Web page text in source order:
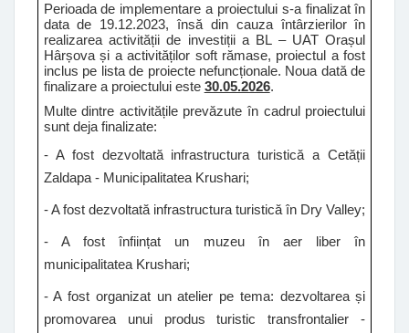
Perioada de implementare a proiectului s-a finalizat în
data de 19.12.2023, însă din cauza întârzierilor în
realizarea activității de investiții a BL – UAT Orașul
Hârșova și a activităților soft rămase, proiectul a fost
inclus pe lista de proiecte nefuncționale. Noua dată de
finalizare a proiectului este 30.05.2026.
Multe dintre activitățile prevăzute în cadrul proiectului
sunt deja finalizate:
- A fost dezvoltată infrastructura turistică a Cetății
Zaldapa - Municipalitatea Krushari;
- A fost dezvoltată infrastructura turistică în Dry Valley;
- A fost înființat un muzeu în aer liber în
municipalitatea Krushari;
- A fost organizat un atelier pe tema: dezvoltarea și
promovarea unui produs turistic transfrontalier -